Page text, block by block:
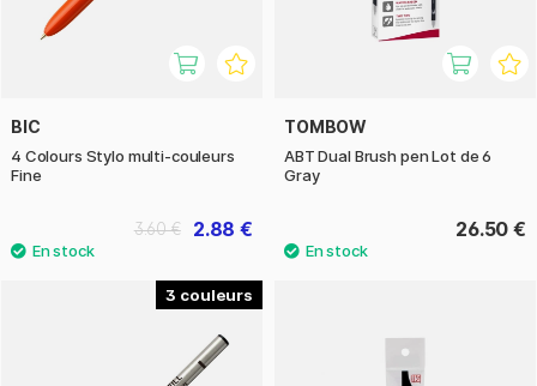
BIC
4 Colours Stylo multi-couleurs
Fine
2.88 €
3.60 €
TOMBOW
ABT Dual Brush pen Lot de 6
Gray
26.50 €
3